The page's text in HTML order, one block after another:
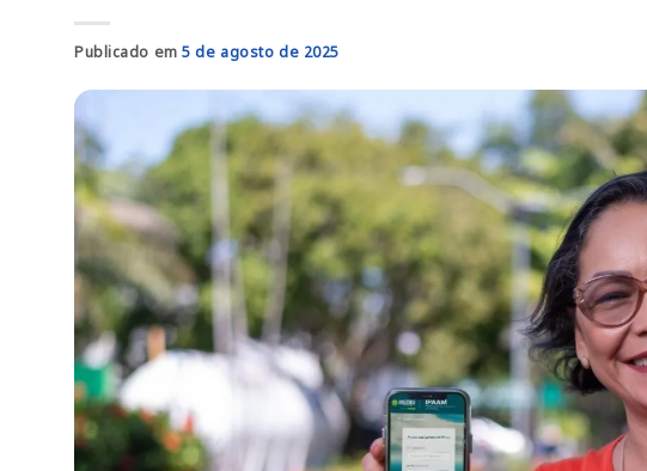
Publicado em5 de agosto de 2025